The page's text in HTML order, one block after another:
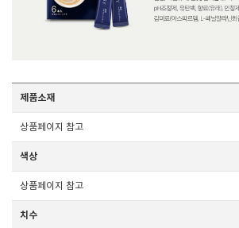
제품소재
상품페이지 참고
색상
상품페이지 참고
치수